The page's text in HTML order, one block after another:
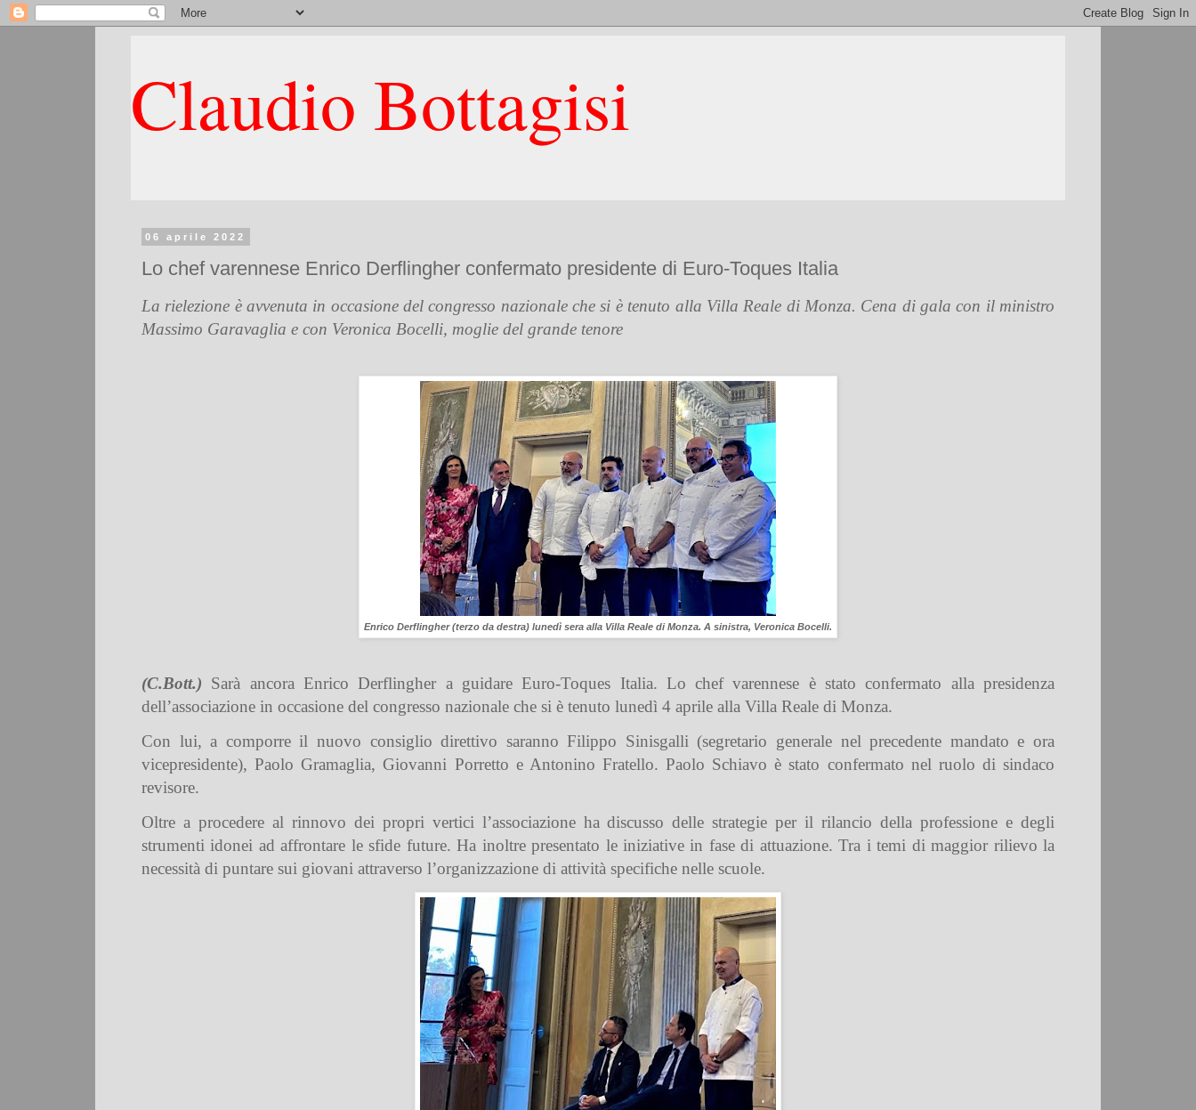
Claudio Bottagisi
06 aprile 2022
Lo chef varennese Enrico Derflingher confermato presidente di Euro-Toques Italia
La rielezione è avvenuta in occasione del congresso nazionale che si è tenuto alla Villa Reale di Monza. Cena di gala con il ministro
Massimo Garavaglia e con Veronica Bocelli, moglie del grande tenore
Enrico Derflingher (terzo da destra) lunedì sera alla Villa Reale di Monza. A sinistra, Veronica Bocelli.
(C.Bott.) Sarà ancora Enrico Derflingher a guidare Euro-Toques Italia. Lo chef varennese è stato confermato alla presidenza
dell’associazione in occasione del congresso nazionale che si è tenuto lunedì 4 aprile alla Villa Reale di Monza.
Con lui, a comporre il nuovo consiglio direttivo sarannoFilippo Sinisgalli (segretario generale nel precedente mandato e ora
vicepresidente),Paolo Gramaglia,Giovanni Porretto e Antonino Fratello. Paolo Schiavo è stato confermato nel ruolo di sindaco
revisore.
Oltre a procedere al rinnovo dei propri vertici l’associazione ha discusso delle strategie per il rilancio della professione e degli
strumenti idonei ad affrontare le sfide future. Ha inoltre presentato le iniziative in fase di attuazione. Tra i temi di maggior rilievo la
necessità di puntare sui giovani attraverso l’organizzazione di attività specifiche nelle scuole.